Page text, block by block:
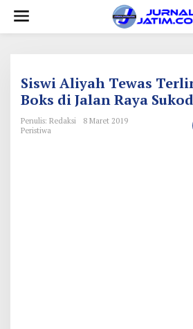
Siswi Aliyah Tewas
Boks di Jalan Raya
Penulis: Redaksi
8 Maret 2019
Peristiwa